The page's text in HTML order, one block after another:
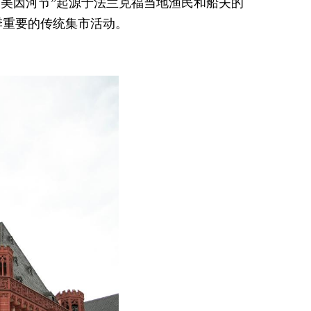
因河节”起源于法兰克福当地渔民和船夫的
要的传统集市活动。